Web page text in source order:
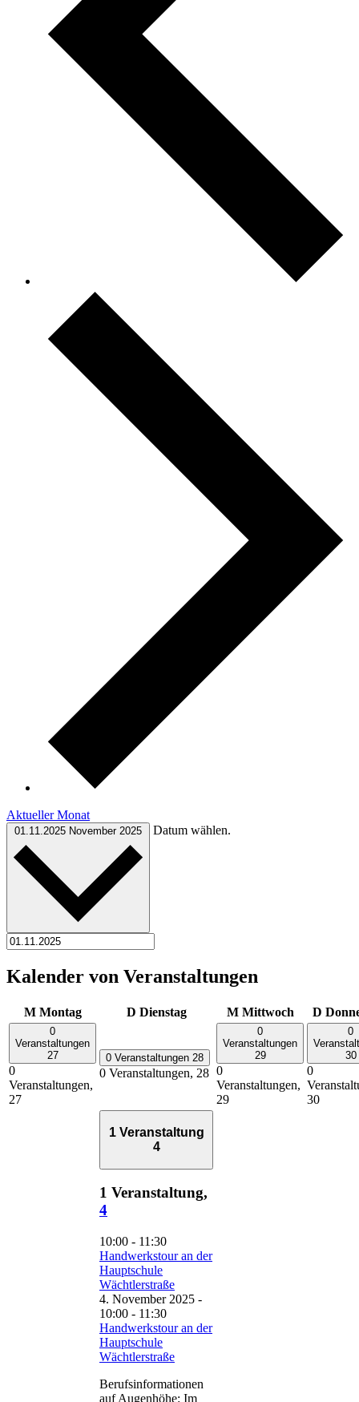
Aktueller Monat
01.11.2025 November 2025 Datum wählen.
Kalender von Veranstaltungen
M Montag D Dienstag M Mittwoch D
0
Veranstaltungen
27
0
Veranstaltungen,
27
0 Veranstaltungen 28
0 Veranstaltungen, 28
0
Veranstaltungen
29
0
Veranstaltungen,
29
0
30
0
30
1 Veranstaltung
4
1 Veranstaltung,
4
10:00 - 11:30
Handwerkstour an der
Hauptschule
Wächtlerstraße
4. November 2025 -
10:00 - 11:30
Handwerkstour an der
Hauptschule
Wächtlerstraße
Berufsinformationen
auf Augenhöhe: Im